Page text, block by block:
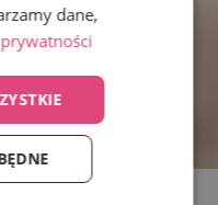
Biżuteria
dane,